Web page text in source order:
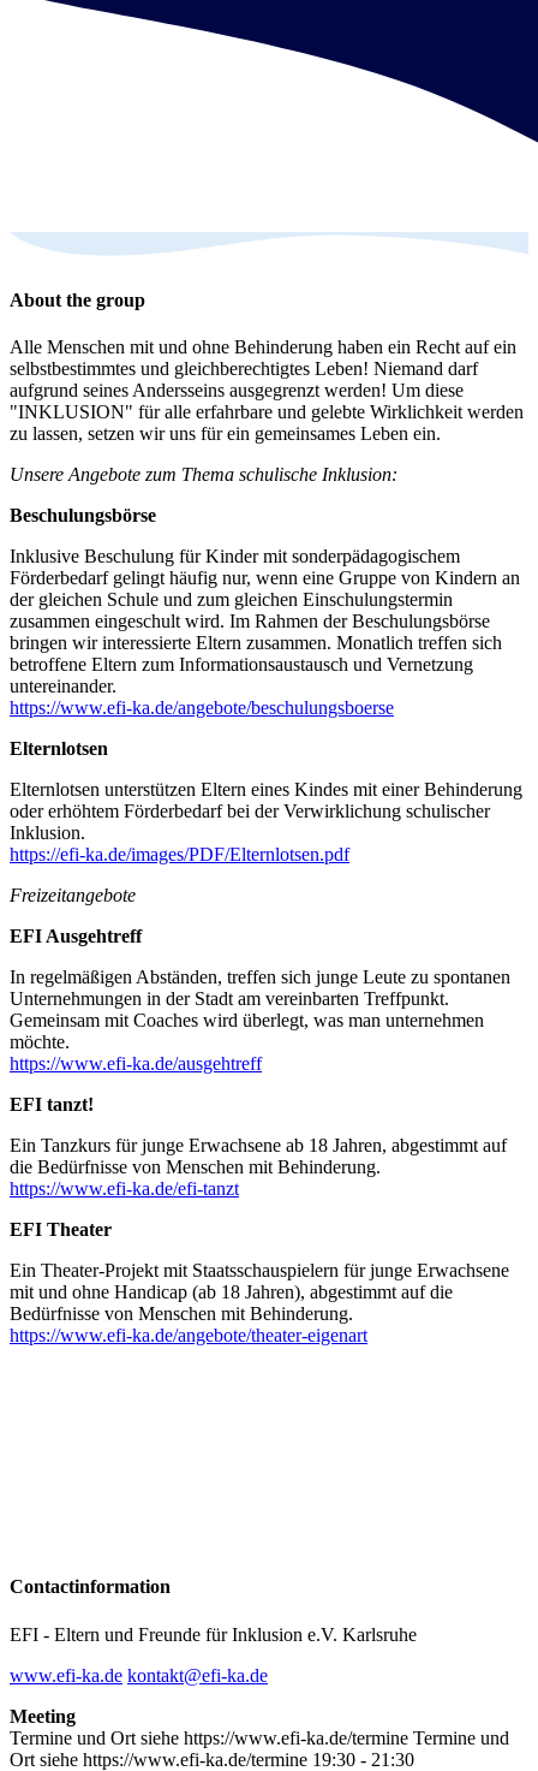
About the group
Alle Menschen mit und ohne Behinderung haben ein Recht auf ein
selbstbestimmtes und gleichberechtigtes Leben! Niemand darf
aufgrund seines Andersseins ausgegrenzt werden! Um diese
"INKLUSION" für alle erfahrbare und gelebte Wirklichkeit werden
zu lassen, setzen wir uns für ein gemeinsames Leben ein.
Unsere Angebote zum Thema schulische Inklusion:
Beschulungsbörse
Inklusive Beschulung für Kinder mit sonderpädagogischem
Förderbedarf gelingt häufig nur, wenn eine Gruppe von Kindern an
der gleichen Schule und zum gleichen Einschulungstermin
zusammen eingeschult wird. Im Rahmen der Beschulungsbörse
bringen wir interessierte Eltern zusammen. Monatlich treffen sich
betroffene Eltern zum Informationsaustausch und Vernetzung
untereinander.
https://www.efi-ka.de/angebote/beschulungsboerse
Elternlotsen
Elternlotsen unterstützen Eltern eines Kindes mit einer Behinderung
oder erhöhtem Förderbedarf bei der Verwirklichung schulischer
Inklusion.
https://efi-ka.de/images/PDF/Elternlotsen.pdf
Freizeitangebote
EFI Ausgehtreff
In regelmäßigen Abständen, treffen sich junge Leute zu spontanen
Unternehmungen in der Stadt am vereinbarten Treffpunkt.
Gemeinsam mit Coaches wird überlegt, was man unternehmen
möchte.
https://www.efi-ka.de/ausgehtreff
EFI tanzt!
Ein Tanzkurs für junge Erwachsene ab 18 Jahren, abgestimmt auf
die Bedürfnisse von Menschen mit Behinderung.
https://www.efi-ka.de/efi-tanzt
EFI Theater
Ein Theater-Projekt mit Staatsschauspielern für junge Erwachsene
mit und ohne Handicap (ab 18 Jahren), abgestimmt auf die
Bedürfnisse von Menschen mit Behinderung.
https://www.efi-ka.de/angebote/theater-eigenart
Contact­information
EFI - Eltern und Freunde für Inklusion e.V. Karlsruhe
www.efi-ka.de kontakt@efi-ka.de
Meeting
Termine und Ort siehe https://www.efi-ka.de/termine Termine und
Ort siehe https://www.efi-ka.de/termine 19:30 - 21:30